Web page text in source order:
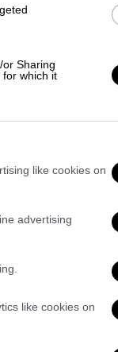
Sharing
which it
like cookies on
advertising
like cookies on
λίγο
έδρα
2-0 με
το